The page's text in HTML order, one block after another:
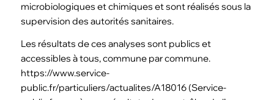
microbiologiques et chimiques et sont réalisés sous la
supervision des autorités sanitaires.
Les résultats de ces analyses sont publics et
accessibles à tous, commune par commune.
https://www.service-
public.fr/particuliers/actualites/A18016 (Service-